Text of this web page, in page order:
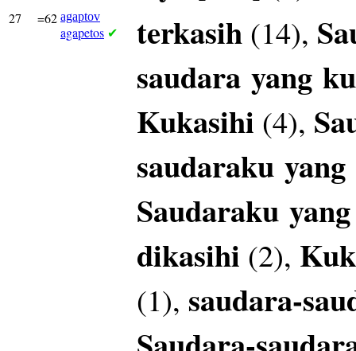
27 =62 agaptov
agapetos ✔ terkasih (14),
saudara yang
Kukasihi (4),
saudaraku yang
Saudaraku yang
dikasihi (2),
(1), saudara-